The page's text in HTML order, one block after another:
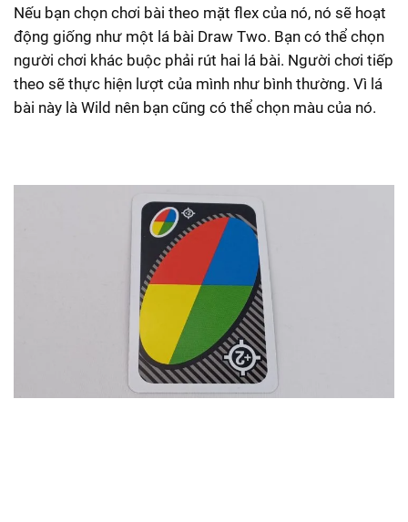
Nếu bạn chọn chơi bài theo mặt flex của nó, nó sẽ hoạt
động giống như một lá bài Draw Two. Bạn có thể chọn
người chơi khác buộc phải rút hai lá bài. Người chơi tiếp
theo sẽ thực hiện lượt của mình như bình thường. Vì lá
bài này là Wild nên bạn cũng có thể chọn màu của nó.